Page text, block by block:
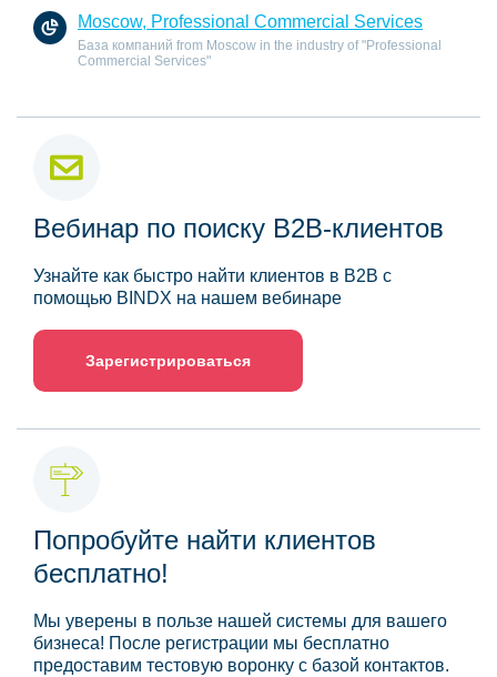
Moscow, Professional Commercial Services
База компаний from Moscow in the industry of "Professional
Commercial Services"
Вебинар по поиску B2B-клиентов
Узнайте как быстро найти клиентов в B2B с
помощью BINDX на нашем вебинаре
Зарегистрироваться
Попробуйте найти клиентов
бесплатно!
Мы уверены в пользе нашей системы для вашего
бизнеса! После регистрации мы бесплатно
предоставим тестовую воронку с базой контактов.